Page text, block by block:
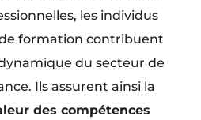
les individus
formation contribuent
du secteur de
Ils assurent ainsi la
des compétences